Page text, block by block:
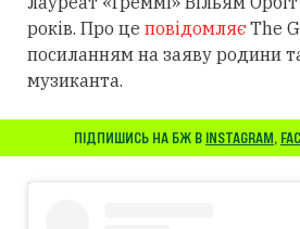
років. Про це повідомляєThe
посиланням на заяву родини
музиканта.
ПІДПИШИСЬ НА БЖ В INSTAGRAM,